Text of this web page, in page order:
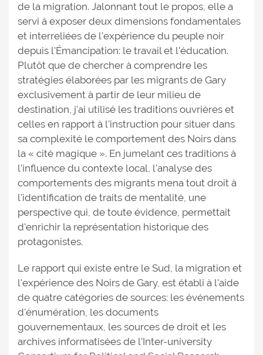
de la migration. Jalonnant tout le propos, elle a
servi à exposer deux dimensions fondamentales
et interreliées de l'expérience du peuple noir
depuis l'Émancipation: le travail et l'éducation.
Plutôt que de chercher à comprendre les
stratégies élaborées par les migrants de Gary
exclusivement à partir de leur milieu de
destination, j'ai utilisé les traditions ouvrières et
celles en rapport à l'instruction pour situer dans
sa complexité le comportement des Noirs dans
la « cité magique ». En jumelant ces traditions à
l'influence du contexte local, l'analyse des
comportements des migrants mena tout droit à
l'identification de traits de mentalité, une
perspective qui, de toute évidence, permettait
d'enrichir la représentation historique des
protagonistes.
Le rapport qui existe entre le Sud, la migration et
l'expérience des Noirs de Gary, est établi à l'aide
de quatre catégories de sources: les événements
d'énumération, les documents
gouvernementaux, les sources de droit et les
archives informatisées de l'Inter-university